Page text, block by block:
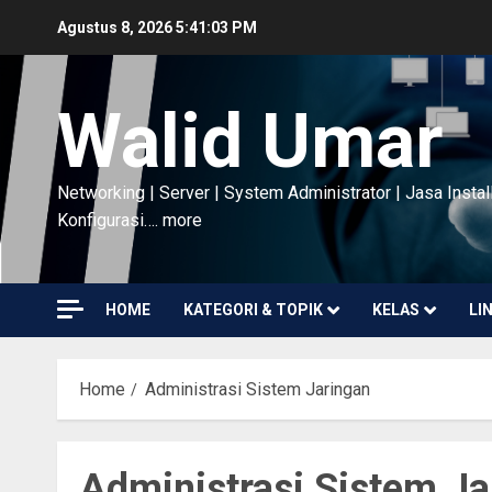
content
Agustus 8, 20265:41:05 PM
Walid Umar
Networking | Server | System Administrator | Jasa
Konfigurasi…. more
HOME KATEGORI & TOPIK KELAS
Home Administrasi Sistem Jaringan